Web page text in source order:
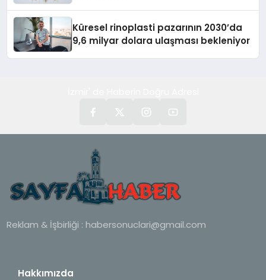
Küresel rinoplasti pazarının 2030’da
9,6 milyar dolara ulaşması bekleniyor
Reklam & İşbirliği : habersonuclari@gmail.com
Hakkımızda